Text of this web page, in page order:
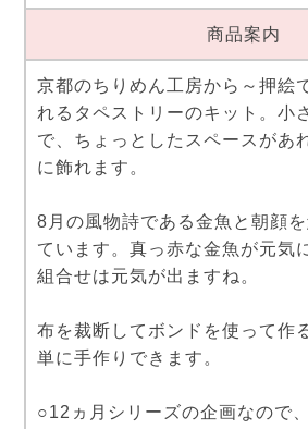
商品案内
京都のちりめん工房から～押絵
れるタペストリーのキット。小
で、ちょっとしたスペースがあ
に飾れます。
8月の風物詩である金魚と朝顔
ています。真っ赤な金魚が元気
組合せは元気が出ますね。
布を裁断してボンドを使って作
単に手作りできます。
○12ヵ月シリーズの企画なので